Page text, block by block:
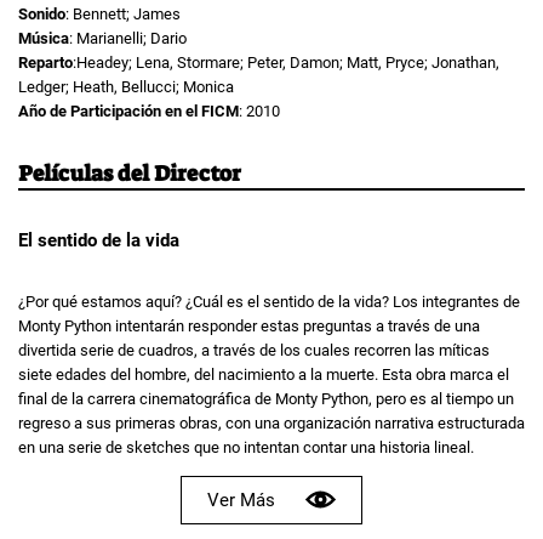
Sonido: Bennett; James
Música: Marianelli; Dario
Reparto:Headey; Lena, Stormare; Peter, Damon; Matt, Pryce; Jonathan,
Ledger; Heath, Bellucci; Monica
Año de Participación en el FICM: 2010
Películas del Director
El sentido de la vida
¿Por qué estamos aquí? ¿Cuál es el sentido de la vida? Los integrantes de
Monty Python intentarán responder estas preguntas a través de una
divertida serie de cuadros, a través de los cuales recorren las míticas
siete edades del hombre, del nacimiento a la muerte. Esta obra marca el
final de la carrera cinematográfica de Monty Python, pero es al tiempo un
regreso a sus primeras obras, con una organización narrativa estructurada
en una serie de sketches que no intentan contar una historia lineal.
Ver Más